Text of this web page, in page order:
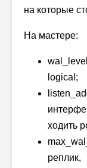
на которые
На мастере:
logical;
ходить